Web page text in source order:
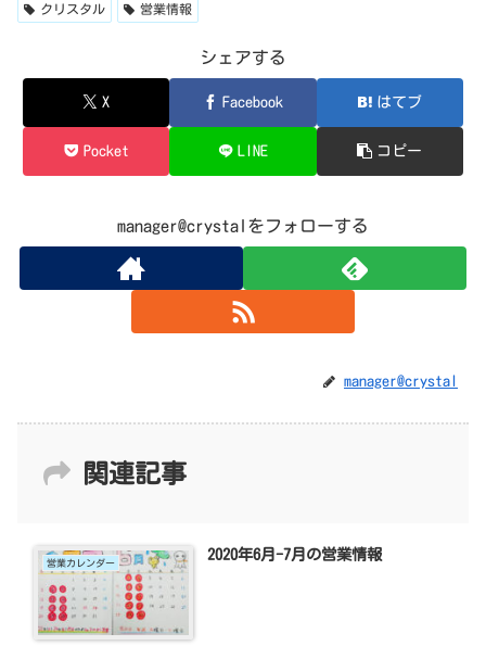
クリスタル 営業情報
シェアする
X Facebook はてブ
Pocket LINE コピー
manager@crystalをフォローする
manager@crystal
関連記事
営業カレンダー
2020年6月-7月の営業情報